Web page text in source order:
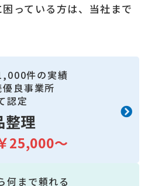
っている方は、当社まで
件の実績
良事業所
認定
整理
25,000～
何まで頼れる